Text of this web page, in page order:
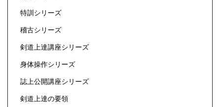
特訓シリーズ
稽古シリーズ
剣道上達講座シリーズ
身体操作シリーズ
誌上公開講座シリーズ
剣道上達の要領